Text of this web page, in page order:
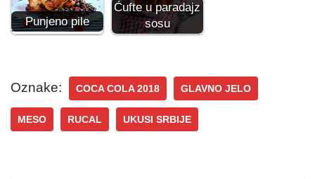
Punjeno pile
Ćufte u paradajz
sosu
Oznake: COCA COLA 2018 GLAVNO JELO
MESO RUCAL UKUSI SRBIJE